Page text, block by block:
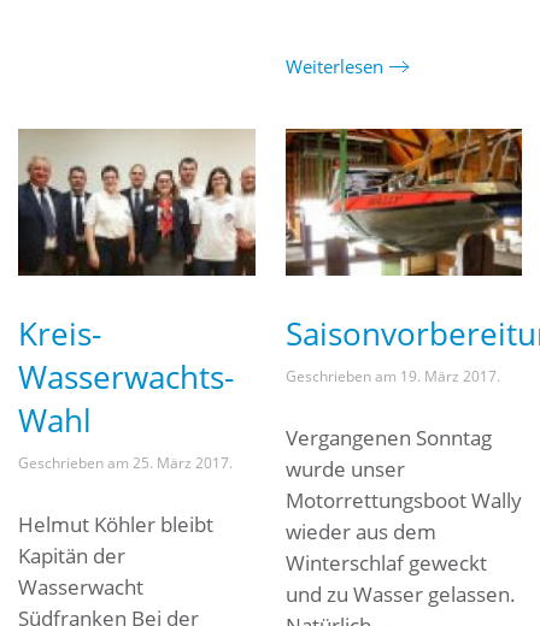
Weiterlesen
Kreis-
Wasserwachts-
Wahl
Geschrieben am 25. März 2017.
Helmut Köhler bleibt
Kapitän der
Wasserwacht
Südfranken Bei der
Geschrieben am 19. März 2017.
Vergangenen Sonntag
wurde unser
Motorrettungsboot Wally
wieder aus dem
Winterschlaf geweckt
und zu Wasser gelassen.